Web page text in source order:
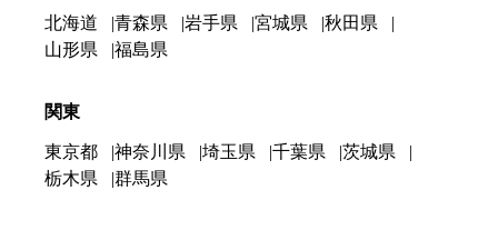
北海道 青森県 岩手県 宮城県
秋田県
山形県
福島県
関東
東京都 神奈川県 埼玉県 千葉県
茨城県
栃木県
群馬県